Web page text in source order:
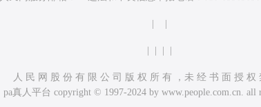
人 民 网 股 份 有 限 公 司 版 权 所 有 ，未 经 书 面 授 权
pa真人平台 copyright © 1997-2024 by www.people.com.cn. all